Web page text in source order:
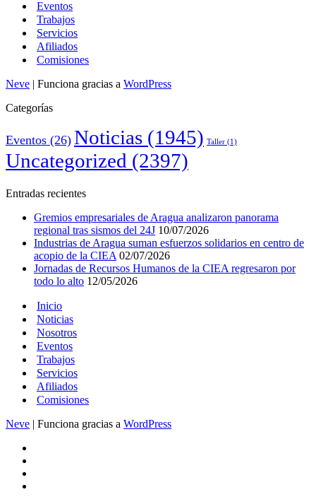
Eventos
Trabajos
Servicios
Afiliados
Comisiones
Neve | Funciona gracias a WordPress
Categorías
Eventos (26) Noticias (1945) Taller (1)
Uncategorized (2397)
Entradas recientes
Gremios empresariales de Aragua analizaron panorama
regional tras sismos del 24J 10/07/2026
Industrias de Aragua suman esfuerzos solidarios en centro de
acopio de la CIEA 02/07/2026
Jornadas de Recursos Humanos de la CIEA regresaron por
todo lo alto 12/05/2026
Inicio
Noticias
Nosotros
Eventos
Trabajos
Servicios
Afiliados
Comisiones
Neve | Funciona gracias a WordPress